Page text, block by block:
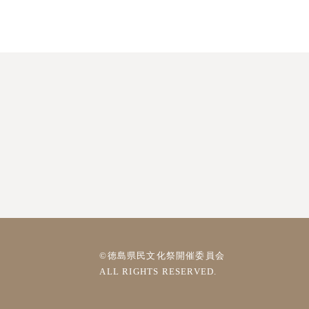
©徳島県民文化祭開催委員会
ALL RIGHTS RESERVED.